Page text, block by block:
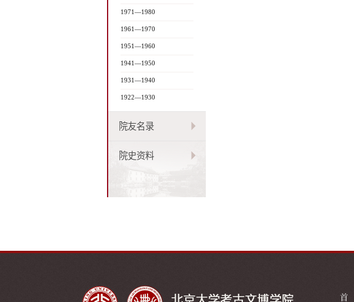
1971—1980
1961—1970
1951—1960
1941—1950
1931—1940
1922—1930
院友名录
院史资料
首